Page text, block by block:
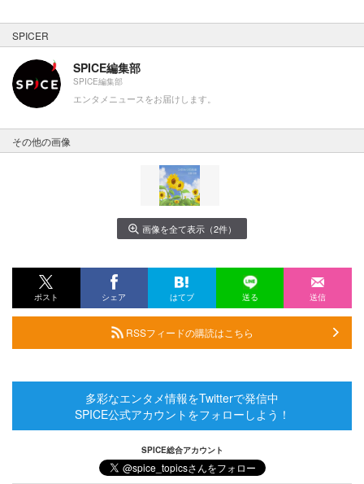
SPICER
SPICE編集部
SPICE編集部
エンタメニュースをお届けします。
その他の画像
画像を全て表示（2件）
ポスト シェア はてブ 送る 送信
RSSフィードの購読はこちら
多彩なエンタメ情報をTwitterで発信中
SPICE公式アカウントをフォローしよう！
SPICE総合アカウント